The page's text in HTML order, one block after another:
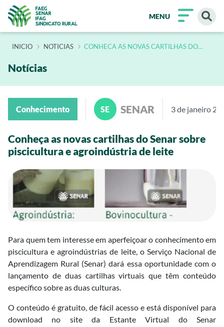
MENU
INÍCIO NOTICIAS CONHECA AS NOVAS CARTILHAS DO
Notícias
Conhecimento SE SENAR 3 de janeiro
Conheça as novas cartilhas do Senar sobre
piscicultura e agroindústria de leite
Para quem tem interesse em aperfeiçoar o conhecimento em
piscicultura e agroindústrias de leite, o Serviço Nacional de
Aprendizagem Rural (Senar) dará essa oportunidade com o
lançamento de duas cartilhas virtuais que têm conteúdo
específico sobre as duas culturas.
O conteúdo é gratuito, de fácil acesso e está disponível para
download no site da Estante Virtual do Senar